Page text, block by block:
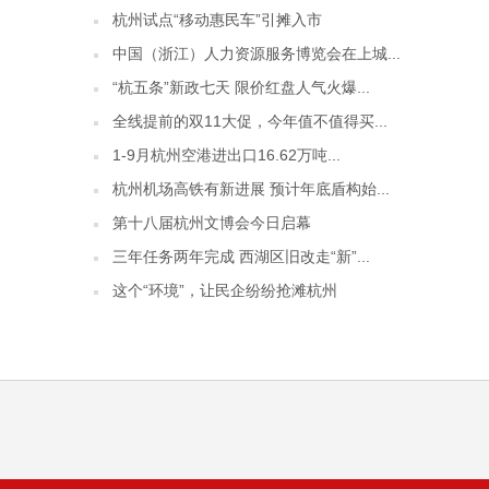
杭州试点“移动惠民车”引摊入市
中国（浙江）人力资源服务博览会在上城...
“杭五条”新政七天 限价红盘人气火爆...
全线提前的双11大促，今年值不值得买...
1-9月杭州空港进出口16.62万吨...
杭州机场高铁有新进展 预计年底盾构始...
第十八届杭州文博会今日启幕
三年任务两年完成 西湖区旧改走“新”...
这个“环境”，让民企纷纷抢滩杭州